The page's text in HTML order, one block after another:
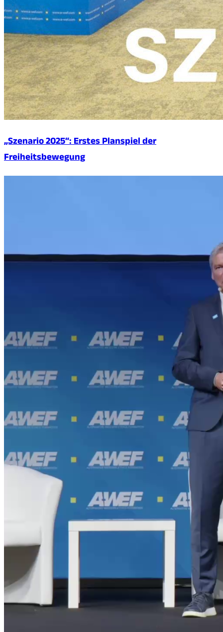
„Szenario 2025“: Erstes Planspiel der
Freiheitsbewegung